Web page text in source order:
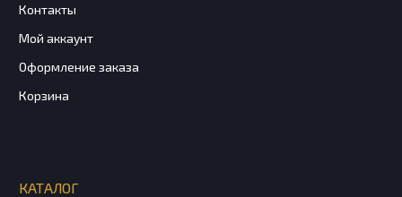
Контакты
Мой аккаунт
Оформление заказа
Корзина
КАТАЛОГ